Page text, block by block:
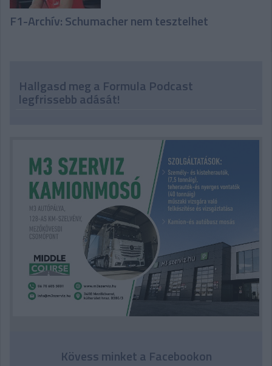
F1-Archív: Schumacher nem tesztelhet
Hallgasd meg a Formula Podcast
legfrissebb adását!
Kövess minket a Facebookon